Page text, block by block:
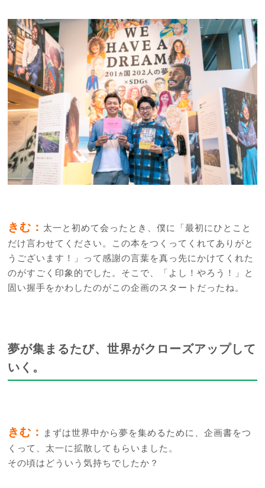
きむ： 太一と初めて会ったとき、僕に「最初にひとこと
だけ言わせてください。この本をつくってくれてありがと
うございます！」って感謝の言葉を真っ先にかけてくれた
のがすごく印象的でした。そこで、「よし！やろう！」と
固い握手をかわしたのがこの企画のスタートだったね。
夢が集まるたび、世界がクローズアップして
いく。
きむ：
まずは世界中から夢を集めるために、企画書をつ
くって、太一に拡散してもらいました。
その頃はどういう気持ちでしたか？